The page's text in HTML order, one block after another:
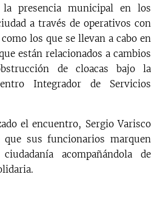
presencia municipal en los
a través de operativos con
los que se llevan a cabo en
están relacionados a cambios
de cloacas bajo la
Integrador de Servicios
el encuentro, Sergio Varisco
que sus funcionarios marquen
acompañándola de